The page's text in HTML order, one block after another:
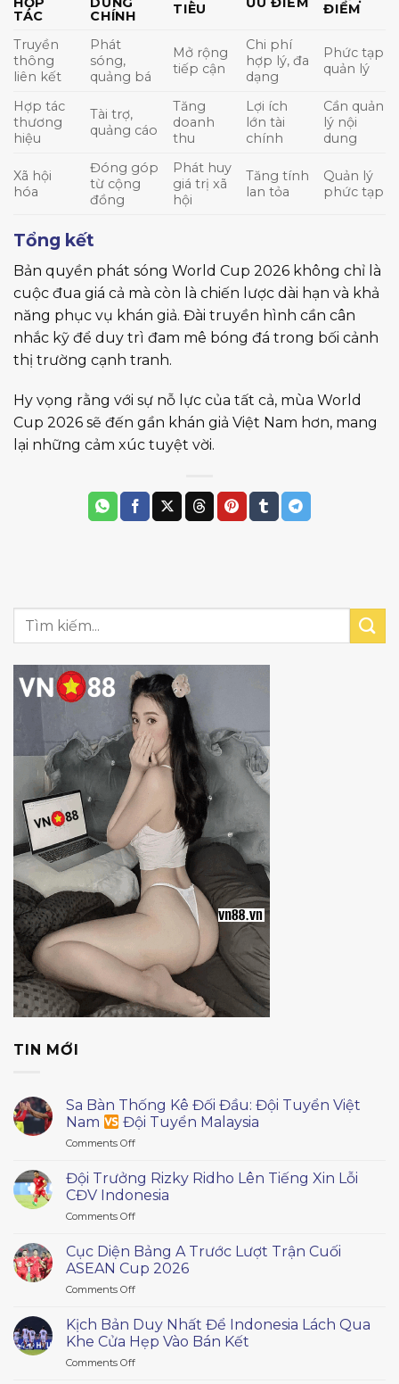
TÁC
CHÍNH
TIÊU
ĐIỂM
Truyền
thông
liên kết
Phát
sóng,
quảng bá
Mở rộng
tiếp cận
Chi phí
hợp lý, đa
dạng
Phức tạp
quản lý
Hợp tác
thương
hiệu
Tài trợ,
quảng cáo
Tăng
doanh
thu
Lợi ích
lớn tài
chính
Cần quản
lý nội
dung
Xã hội
hóa
Đóng góp
từ cộng
đồng
Phát huy
giá trị xã
hội
Tăng tính
lan tỏa
Quản lý
phức tạp
Tổng kết
Bản quyền phát sóng World Cup 2026 không chỉ là
cuộc đua giá cả mà còn là chiến lược dài hạn và khả
năng phục vụ khán giả. Đài truyền hình cần cân
nhắc kỹ để duy trì đam mê bóng đá trong bối cảnh
thị trường cạnh tranh.
Hy vọng rằng với sự nỗ lực của tất cả, mùa World
Cup 2026 sẽ đến gần khán giả Việt Nam hơn, mang
lại những cảm xúc tuyệt vời.
TIN MỚI
Sa Bàn Thống Kê Đối Đầu: Đội Tuyển Việt
Nam
Đội Tuyển Malaysia
Comments Offon
Bàn
Thống
Kê
Đối
Đội
Tuyển
Việt
Đội
Tuyển
Đội Trưởng Rizky Ridho Lên Tiếng Xin Lỗi
CĐV Indonesia
Comments Offon
Trưởng
Rizky
Ridho
Lên
Xin
Lỗi
CĐV
Cục Diện Bảng A Trước Lượt Trận Cuối
ASEAN Cup 2026
Comments Offon
Diện
Bảng
A
Trước
Kịch Bản Duy Nhất Để Indonesia Lách Qua
Khe Cửa Hẹp Vào Bán Kết
Comments Offon